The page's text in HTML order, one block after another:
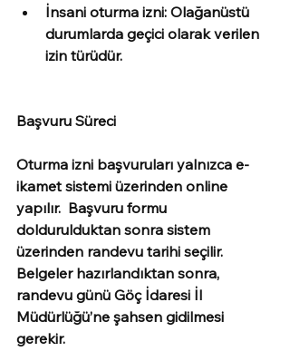
İnsani oturma izni: Olağanüstü
durumlarda geçici olarak verilen
izin türüdür.
Başvuru Süreci
Oturma izni başvuruları yalnızca e-
ikamet sistemi üzerinden online
yapılır.  Başvuru formu
doldurulduktan sonra sistem
üzerinden randevu tarihi seçilir.
Belgeler hazırlandıktan sonra,
randevu günü Göç İdaresi İl
Müdürlüğü’ne şahsen gidilmesi
gerekir.